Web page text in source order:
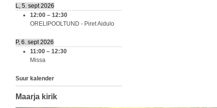
L, 5. sept 2026
12:00 – 12:30
ORELIPOOLTUND - Piret Aidulo
P, 6. sept 2026
11:00 – 12:30
Missa
Suur kalender
Maarja kirik